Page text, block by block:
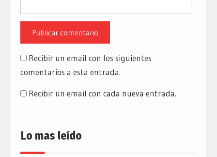
Recibir un email con los siguientes
comentarios a esta entrada.
Recibir un email con cada nueva entrada.
Lo mas leído